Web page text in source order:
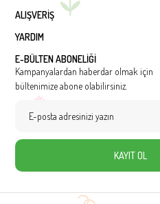
ALIŞVERİŞ
YARDIM
E-BÜLTEN ABONELİĞİ
Kampanyalardan haberdar olmak için
bültenimize abone olabilirsiniz.
KAYIT OL